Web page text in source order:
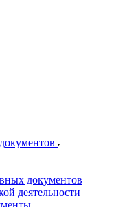
документов
деятельности